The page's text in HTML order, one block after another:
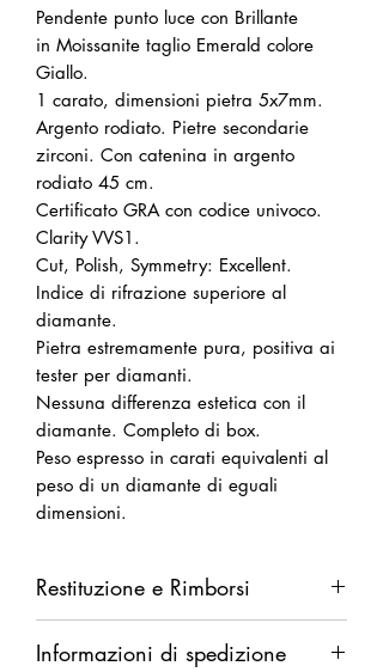
Pendente punto luce con Brillante
in Moissanite taglio Emerald colore
Giallo.
1 carato, dimensioni pietra 5x7mm.
Argento rodiato. Pietre secondarie
zirconi. Con catenina in argento
rodiato 45 cm.
Certificato GRA con codice univoco.
Clarity VVS1.
Cut, Polish, Symmetry: Excellent.
Indice di rifrazione superiore al
diamante.
Pietra estremamente pura, positiva ai
tester per diamanti.
Nessuna differenza estetica con il
diamante. Completo di box.
Peso espresso in carati equivalenti al
peso di un diamante di eguali
dimensioni.
Restituzione e Rimborsi
14 giorni dalla ricezione della merce.
Informazioni di spedizione